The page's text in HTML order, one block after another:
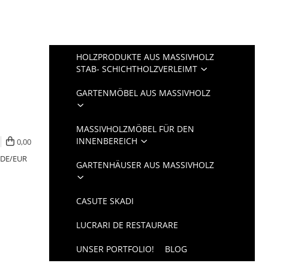
0,00
DE/EUR
HOLZPRODUKTE AUS MASSIVHOLZ
STAB- SCHICHTHOLZVERLEIMT
GARTENMÖBEL AUS MASSIVHOLZ
MASSIVHOLZMÖBEL FÜR DEN
INNENBEREICH
GARTENHÄUSER AUS MASSIVHOLZ
CASUTE SKADI
LUCRARI DE RESTAURARE
UNSER PORTFOLIO! BLOG